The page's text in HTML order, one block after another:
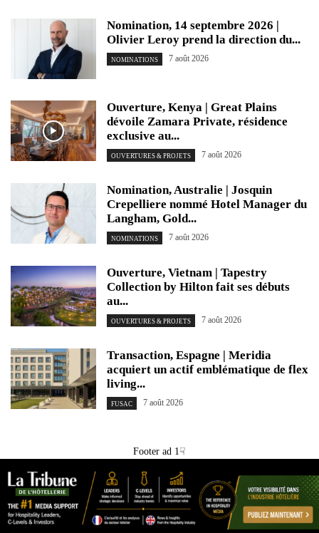
Nomination, 14 septembre 2026 |
Olivier Leroy prend la direction du...
NOMINATIONS 7 août 2026
Ouverture, Kenya | Great Plains
dévoile Zamara Private, résidence
exclusive au...
OUVERTURES & PROJETS 7 août 2026
Nomination, Australie | Josquin
Crepelliere nommé Hotel Manager du
Langham, Gold...
NOMINATIONS 7 août 2026
Ouverture, Vietnam | Tapestry
Collection by Hilton fait ses débuts
au...
OUVERTURES & PROJETS 7 août 2026
Transaction, Espagne | Meridia
acquiert un actif emblématique de flex
living...
FUSAC 7 août 2026
Footer ad 1☟